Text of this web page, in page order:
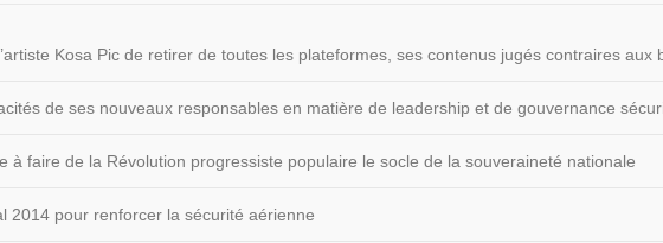
Kosa Pic de retirer de toutes les plateformes, ses contenus jugés contraires
de ses nouveaux responsables en matière de leadership et de gouvernance
faire de la Révolution progressiste populaire le socle de la souveraineté nationale
2014 pour renforcer la sécurité aérienne